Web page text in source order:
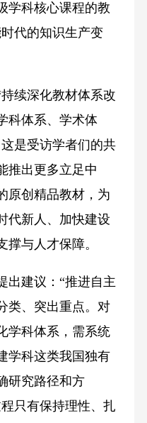
学科核心课程的教
代的知识生产变
续深化教材体系改
科体系、学术体
是受访学者们的共
推出更多立足中
原创精品教材，为
代新人、加快建设
撑与人才保障。
建议：“推进自主
类、突出重点。对
学科体系，需系统
学科这类我国独有
研究路径和方
只有保持理性、扎